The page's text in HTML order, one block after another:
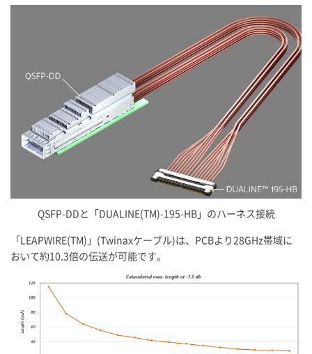
QSFP-DDと「DUALINE(TM)-195-HB」のハーネス接続
「LEAPWIRE(TM)」(Twinaxケーブル)は、PCBより28GHz帯域に
おいて約10.3倍の伝送が可能です。